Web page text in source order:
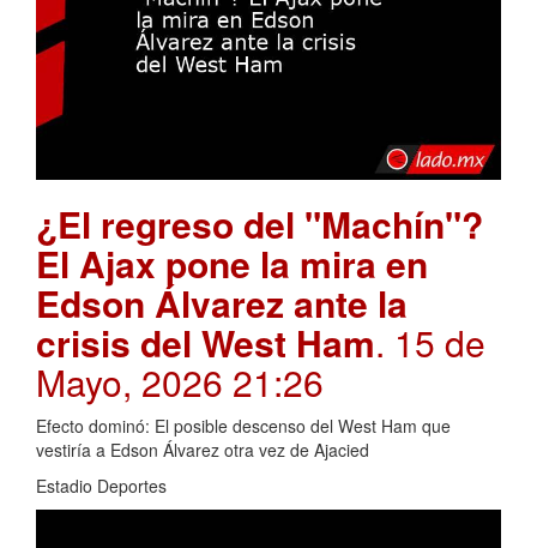
¿El regreso del "Machín"?
El Ajax pone la mira en
Edson Álvarez ante la
crisis del West Ham. 15 de
Mayo, 2026 21:26
Efecto dominó: El posible descenso del West Ham que
vestiría a Edson Álvarez otra vez de Ajacied
Estadio Deportes